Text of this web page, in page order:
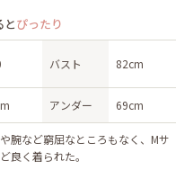
とぴったり
バスト 82cm
アンダー 69cm
腕など窮屈なところもなく、Mサ
良く着られた。